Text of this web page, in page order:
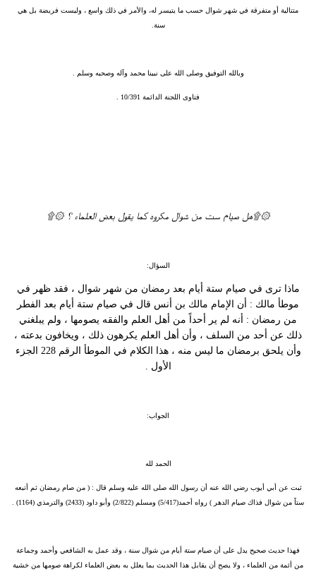
متتالية أو متفرقة في شهر شوال حسب ما يتيسر له، والأمر في ذلك واسع ، وليست فريضة بل هي
سنة.
وبالله التوفيق وصلى الله على نبينا محمد وآله وصحبه وسلم .
فتاوى اللجنة الدائمة 10/391 .
۞۩هل صيام ست من شوال مكروه كما يقول بعض العلماء ؟ ۞۩
السؤال:
ماذا ترى في صيام ستة أيام بعد رمضان من شهر شوال ، فقد ظهر في
موطأ مالك : أن الإمام مالك بن أنس قال في صيام ستة أيام بعد الفطر
من رمضان : أنه لم ير أحداً من أهل العلم والفقه يصومها ، ولم يبلغني
ذلك عن أحد من السلف ، وأن أهل العلم يكرهون ذلك ، ويخافون بدعته ،
وأن يلحق برمضان ما ليس منه ، هذا الكلام في الموطأ الرقم 228 الجزء
الأول .
الجواب:
الحمد لله
ثبت عن أبي أيوب رضي الله عنه أن رسول الله صلى الله عليه وسلم قال : ( من صام رمضان ثم أتبعه
ستاً من شوال فذاك صيام الدهر ) رواه أحمد(5/417) ومسلم (2/822) وأبو داود (2433) والترمذي (1164) .
فهذا حديث صحيح يدل على أن صيام ستة أيام من شوال سنة ، وقد عمل به الشافعي وأحمد وجماعة
من أئمة من العلماء ، ولا يصح أن يقابل هذا الحديث بما يعلل به بعض العلماء لكراهة صومها من خشية